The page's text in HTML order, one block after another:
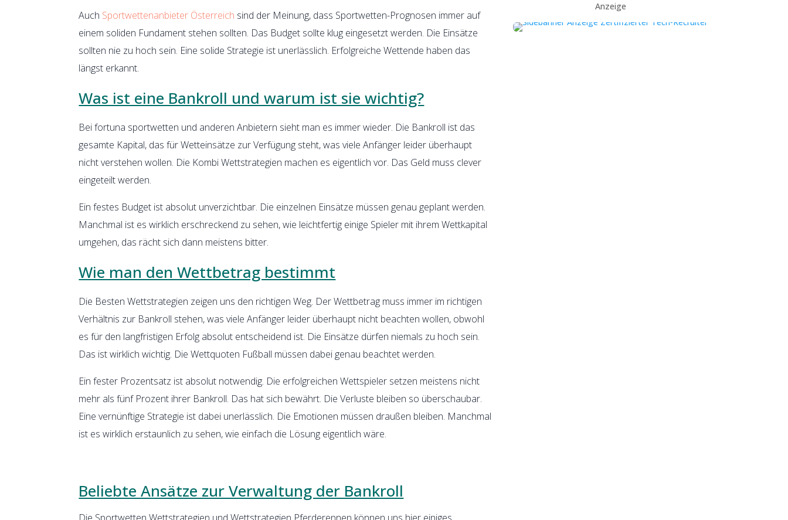
Auch Sportwettenanbieter Österreich sind der Meinung, dass Sportwetten-Prognosen immer auf
einem soliden Fundament stehen sollten. Das Budget sollte klug eingesetzt werden. Die Einsätze
sollten nie zu hoch sein. Eine solide Strategie ist unerlässlich. Erfolgreiche Wettende haben das
längst erkannt.
Was ist eine Bankroll und warum ist sie wichtig?
Bei fortuna sportwetten und anderen Anbietern sieht man es immer wieder. Die Bankroll ist das
gesamte Kapital, das für Wetteinsätze zur Verfügung steht, was viele Anfänger leider überhaupt
nicht verstehen wollen. Die Kombi Wettstrategien machen es eigentlich vor. Das Geld muss clever
eingeteilt werden.
Ein festes Budget ist absolut unverzichtbar. Die einzelnen Einsätze müssen genau geplant werden.
Manchmal ist es wirklich erschreckend zu sehen, wie leichtfertig einige Spieler mit ihrem Wettkapital
umgehen, das rächt sich dann meistens bitter.
Wie man den Wettbetrag bestimmt
Die Besten Wettstrategien zeigen uns den richtigen Weg. Der Wettbetrag muss immer im richtigen
Verhältnis zur Bankroll stehen, was viele Anfänger leider überhaupt nicht beachten wollen, obwohl
es für den langfristigen Erfolg absolut entscheidend ist. Die Einsätze dürfen niemals zu hoch sein.
Das ist wirklich wichtig. Die Wettquoten Fußball müssen dabei genau beachtet werden.
Ein fester Prozentsatz ist absolut notwendig. Die erfolgreichen Wettspieler setzen meistens nicht
mehr als fünf Prozent ihrer Bankroll. Das hat sich bewährt. Die Verluste bleiben so überschaubar.
Eine vernünftige Strategie ist dabei unerlässlich. Die Emotionen müssen draußen bleiben. Manchmal
ist es wirklich erstaunlich zu sehen, wie einfach die Lösung eigentlich wäre.
Beliebte Ansätze zur Verwaltung der Bankroll
Die Sportwetten Wettstrategien und Wettstrategien Pferderennen können uns hier einiges
Anzeige